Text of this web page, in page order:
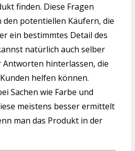
finden. Diese Fragen
den potentiellen Käufern, die
ein bestimmtes Detail des
natürlich auch selber
Antworten hinterlassen, die
helfen können.
Sachen wie Farbe und
meistens besser ermittelt
man das Produkt in der